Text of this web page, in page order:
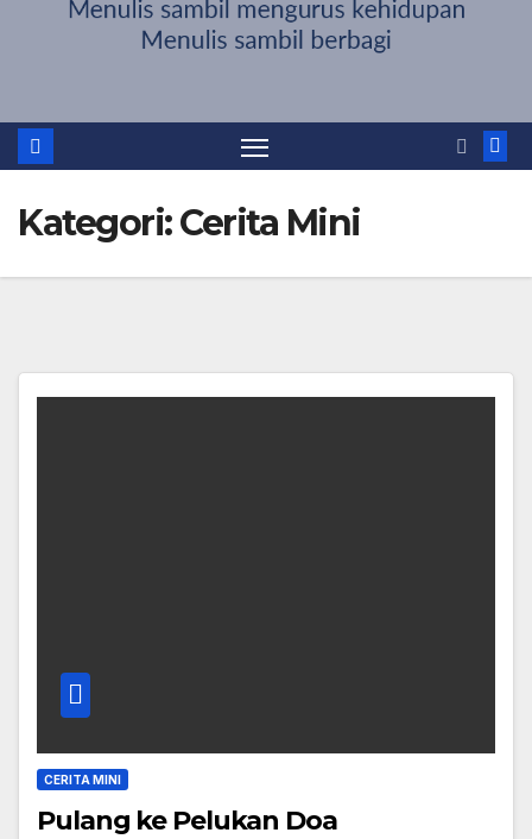
Kategori:Cerita Mini
CERITA MINI
Pulang ke Pelukan Doa